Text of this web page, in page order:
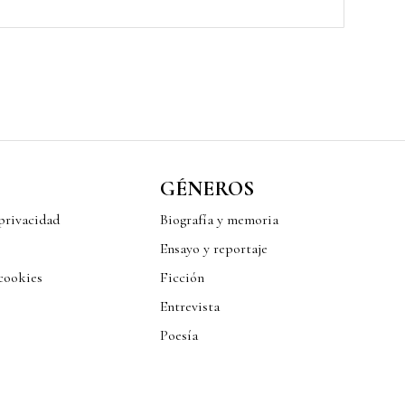
GÉNEROS
Biografía y memoria
Ensayo y reportaje
Ficción
Entrevista
Poesía